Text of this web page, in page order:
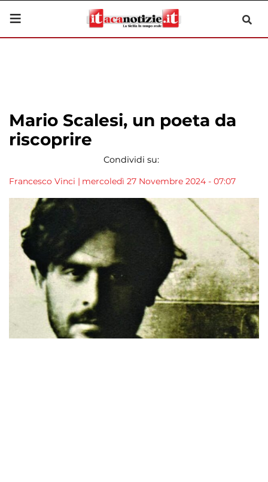
Mario Scalesi, un poeta da
riscoprire
Condividi su:
Francesco Vinci | mercoledì 27 Novembre 2024 - 07:07